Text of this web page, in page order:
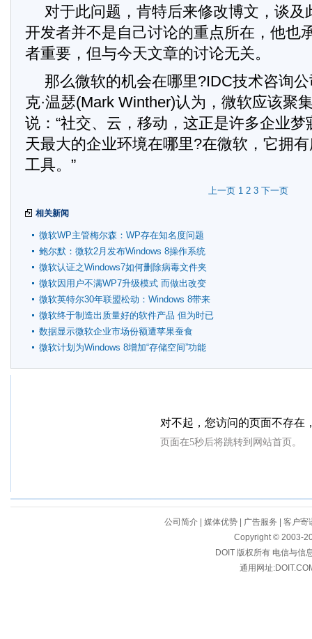
对于此问题，肯特后来修改博文，谈及
开发者并不是自己讨论的重点所在，他也
者重要，但与今天文章的讨论无关。
那么微软的机会在哪里?IDC技术咨询
克·温瑟(Mark Winther)认为，微软应该聚
说：“社交、云，移动，这正是许多企业
天最大的企业环境在哪里?在微软，它拥
工具。”
上一页 1 2 3 下一页
相关新闻
微软WP主管梅尔森：WP存在知名度问题
鲍尔默：微软2月发布Windows 8操作系统
微软认证之Windows7如何删除病毒文件夹
微软因用户不满WP7升级模式 而做出改变
微软英特尔30年联盟松动：Windows 8带来
变数
微软终于制造出质量好的软件产品 但为时已
晚
数据显示微软企业市场份额遭苹果蚕食
微软计划为Windows 8增加“存储空间”功能
公司简介 媒体优势 广告服务
客户寄
Copyright © 2003-
DOIT 版权所有 电信与信
通用网址